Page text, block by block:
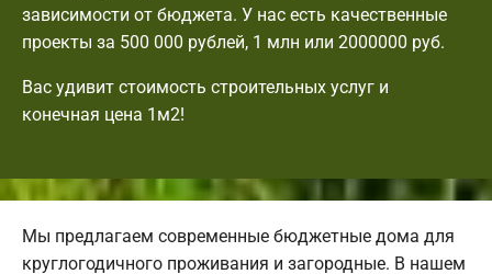
зависимости от бюджета. У нас есть качественные
проекты за 500 000 рублей, 1 млн или 2000000 руб.
Вас удивит стоимость строительных услуг и
конечная цена 1м2!
Мы предлагаем современные бюджетные дома для
круглогодичного проживания и загородные. В нашем